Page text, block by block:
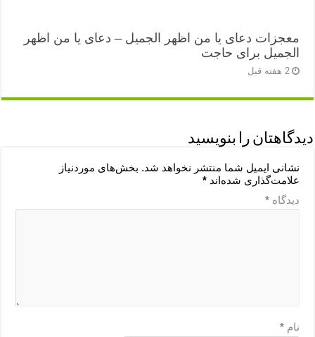
معجزات دعای یا من اظهر الجمیل – دعای یا من اظهر
الجمیل برای حاجت
2 هفته قبل
دیدگاهتان را بنویسید
نشانی ایمیل شما منتشر نخواهد شد. بخش‌های موردنیاز
علامت‌گذاری شده‌اند*
دیدگاه*
نام*